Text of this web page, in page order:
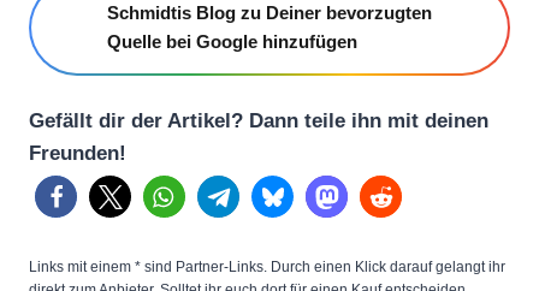
Schmidtis Blog zu Deiner bevorzugten
Quelle bei Google hinzufügen
Gefällt dir der Artikel? Dann teile ihn mit deinen
Freunden!
Links mit einem * sind Partner-Links. Durch einen Klick darauf gelangt ihr